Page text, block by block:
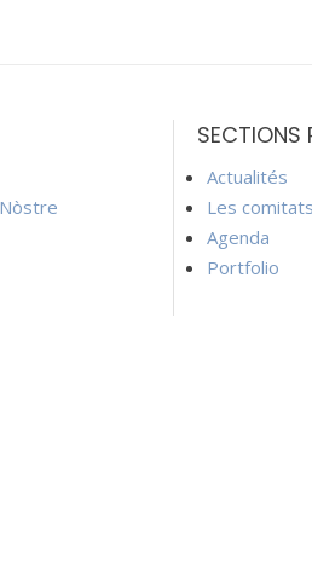
SECTIONS
Actualités
Les comitats
Agenda
Portfolio